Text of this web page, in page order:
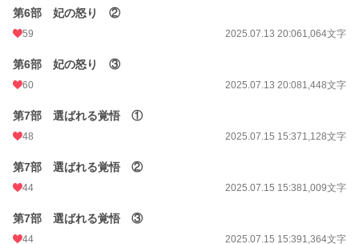
第6部 妃の怒り ②
59 2025.07.13 20:061,064文字
第6部 妃の怒り ③
60 2025.07.13 20:081,448文字
第7部 選ばれる覚悟 ①
48 2025.07.15 15:371,128文字
第7部 選ばれる覚悟 ②
44 2025.07.15 15:381,009文字
第7部 選ばれる覚悟 ③
44 2025.07.15 15:391,364文字